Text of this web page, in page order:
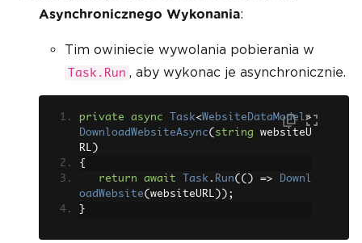
Asynchronicznego Wykonania:
Tim owiniecie wywolania pobierania w
Task.Run , aby wykonac je asynchronicznie.
private async Task<WebsiteDataModel>
DownloadWebsiteAsync( string websiteU
RL )
{
return
await Task . Run(() =>
Downl
oadWebsite( websiteURL ));
}